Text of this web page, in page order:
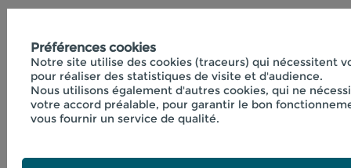
Préférences cookies
Notre site utilise des cookies (traceurs) qui nécessitent
pour réaliser des statistiques de visite et d'audience.
Nous utilisons également d'autres cookies, qui ne
votre accord préalable, pour garantir le bon
vous fournir un service de qualité.